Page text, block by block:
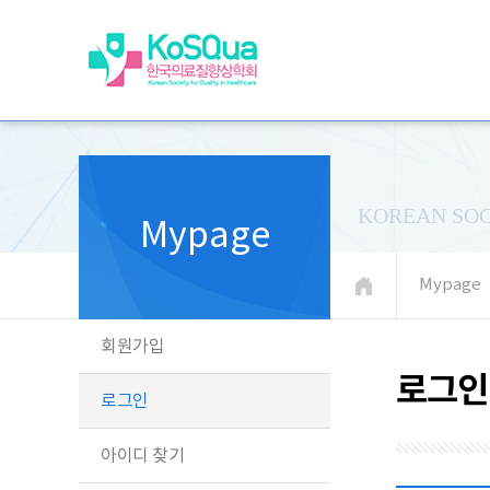
KOREAN
Mypage
Mypage
회원가입
로그인
아이디 찾기
로그인